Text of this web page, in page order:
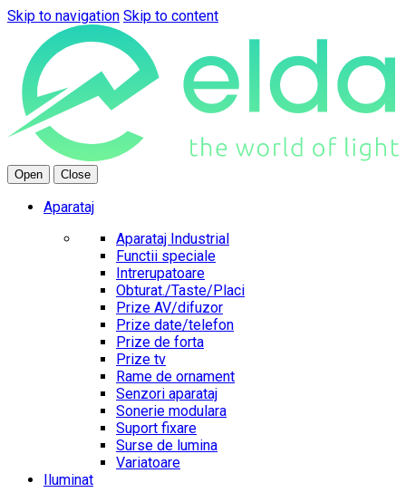
Skip to navigation Skip to content
Open Close
Aparataj
Aparataj Industrial
Functii speciale
Intrerupatoare
Obturat./Taste/Placi
Prize AV/difuzor
Prize date/telefon
Prize de forta
Prize tv
Rame de ornament
Senzori aparataj
Sonerie modulara
Suport fixare
Surse de lumina
Variatoare
Iluminat